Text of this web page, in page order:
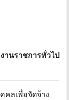
านราชการทั่วไป
คลเพื่อจัดจ้าง